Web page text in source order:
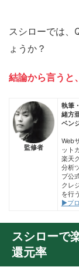
スシローでは、
ょうか？
結論から言うと
監修者
執筆
緒方
ベン
Web
ット
楽天
分析
プ公
クレ
を行
▶プ
スシローで
還元率